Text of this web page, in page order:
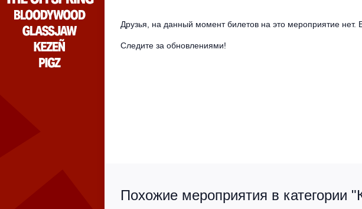
Друзья, на данный момент билетов на это мероприятие
Следите за обновлениями!
Похожие мероприятия в категории